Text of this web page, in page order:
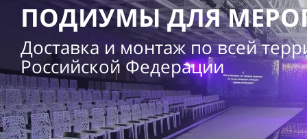
ПОДИУМЫ ДЛЯ
Доставка и монтаж по всей
Российской Федерации